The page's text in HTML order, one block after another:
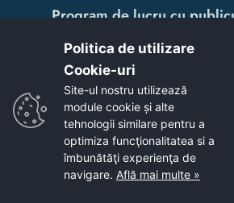
Program de lucru cu
Luni: 07:00 - 15:30
Marți: 07:00 - 15:30
Miercuri: 07:00 - 15:30
Joi: 07:00 - 15:30
Vineri: 07:00 - 13:00
Politica de utilizare
Cookie-uri‎
Site-ul nostru utilizează
module cookie și alte
tehnologii similare pentru a
optimiza funcţionalitatea si a
îmbunătăţi experienţa de
navigare. Află mai multe »